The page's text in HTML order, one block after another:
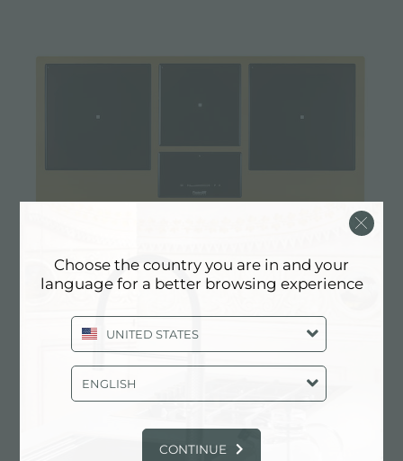
CASTONE LINEARE - GOLD
Choose the country you are in and your
language for a better browsing experience
UNITED STATES
ENGLISH
CONTINUE